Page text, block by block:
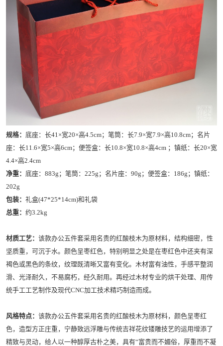
规格： 底座：长41×宽20×高4.5cm；笔筒：长7.9×宽7.9×高10.8cm；名片
座：长11.6×宽5×高6cm；便签盒：长10.8×宽10.8×高4cm ；镇纸：长20×宽
4.4×高2.4cm
净重： 底座：883g；笔筒：225g；名片座：90g；便签盒：186g；镇纸：
202g
包装： 礼盒(47*25*14cm)和礼袋
总重： 约3.2kg
材质工艺： 该款办公五件套采用名贵的红酸枝木为原材料，结构细密，性
坚质重，可沉于水。颜色呈枣红色，特别明显之处是在枣红色中还夹有深
褐色或黑色的条纹，纹理既清晰又富有变化。木材富有油性，手感平整润
滑、光泽耐久，不易腐朽，经久耐用。再经过木材专业的烘干处理、用传
统手工工艺制作及现代CNC加工技术精巧制造而成。
风格特点： 该款办公五件套采用名贵的红酸枝木为原材料，颜色呈枣红
色，造型方正庄重，宁静致远浮雕与传统吉祥花纹镂雕技艺的运用增添了
精致与灵动，给人以一种醇厚古朴之美，具有“富贵而不媚俗，厚重而不凝